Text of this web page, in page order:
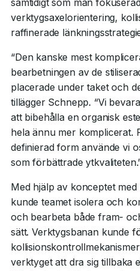
verktygsaxelorientering,
raffinerade
“Den kanske mest
bearbetningen av de
placerade under taket och
tillägger Schnepp. “Vi
att bibehålla en organisk
hela ännu mer komplicerat.
definierad form använde vi
som förbättrade
Med hjälp av konceptet
kunde teamet isolera och
och bearbeta både fram-
sätt. Verktygsbanan kunde
verktyget att dra sig tillbaka